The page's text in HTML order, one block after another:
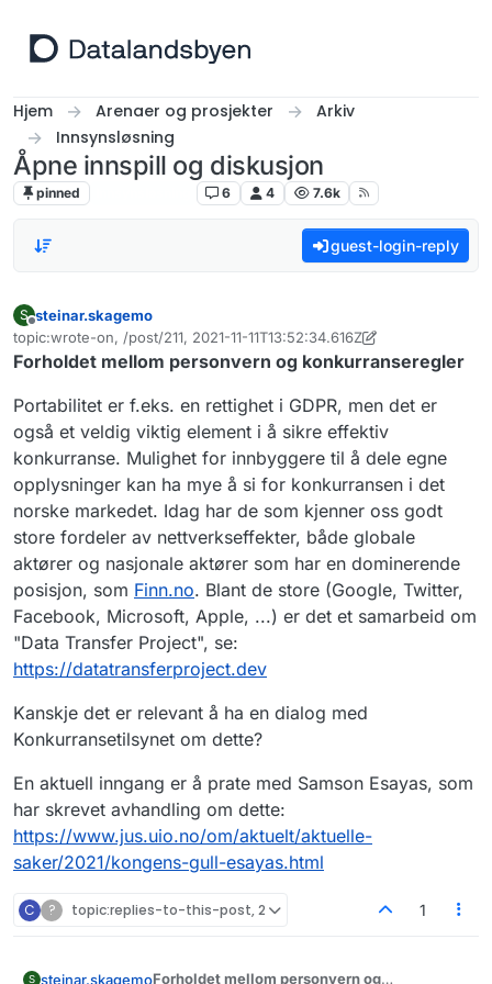
Hjem Arenaer og prosjekter
Arkiv
Innsynsløsning
Åpne innspill og diskusjon
pinned 6 4 7.6k
guest-login-reply
S
Frakoblet
steinar.skagemo
topic:wrote-on, /post/211, 2021-11-11T13:52:34.616Z
Sist endret av christiane.andrea.frohlich
Forholdet mellom personvern og konkurranseregler
Portabilitet er f.eks. en rettighet i GDPR, men det er
også et veldig viktig element i å sikre effektiv
konkurranse. Mulighet for innbyggere til å dele egne
opplysninger kan ha mye å si for konkurransen i det
norske markedet. Idag har de som kjenner oss godt
store fordeler av nettverkseffekter, både globale
aktører og nasjonale aktører som har en dominerende
posisjon, som Finn.no. Blant de store (Google, Twitter,
Facebook, Microsoft, Apple, ...) er det et samarbeid om
"Data Transfer Project", se:
https://datatransferproject.dev
Kanskje det er relevant å ha en dialog med
Konkurransetilsynet om dette?
En aktuell inngang er å prate med Samson Esayas, som
har skrevet avhandling om dette:
https://www.jus.uio.no/om/aktuelt/aktuelle-
saker/2021/kongens-gull-esayas.html
C ? topic:replies-to-this-post, 2 1
S steinar.skagemoForholdet mellom personvern og